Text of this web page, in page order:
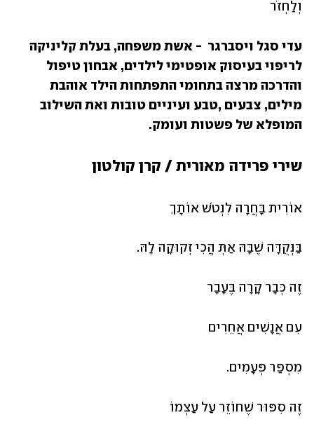
וְלַחְזֹר
המופלא של פשטות ועומק.
שירי פרידה מאורית / קרן קולטון
אוֹרִית בָּחֲרָה לִנְטֹשׁ אוֹתָךְ
בַּנְּקֻדָּה שֶׁבָּהּ אַתְּ הֲכִי זְקוּקָה לָהּ.
זֶה כְּבָר קָרָה בֶּעָבָר
עִם אֲנָשִׁים אֲחֵרִים
מִסְפַּר פְּעָמִים.
זֶה סִפּוּר שֶׁחוֹזֵר עַל עַצְמוֹ